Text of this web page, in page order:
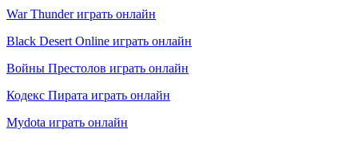
War Thunder играть онлайн
Black Desert Online играть онлайн
Войны Престолов играть онлайн
Кодекс Пирата играть онлайн
Mydota играть онлайн